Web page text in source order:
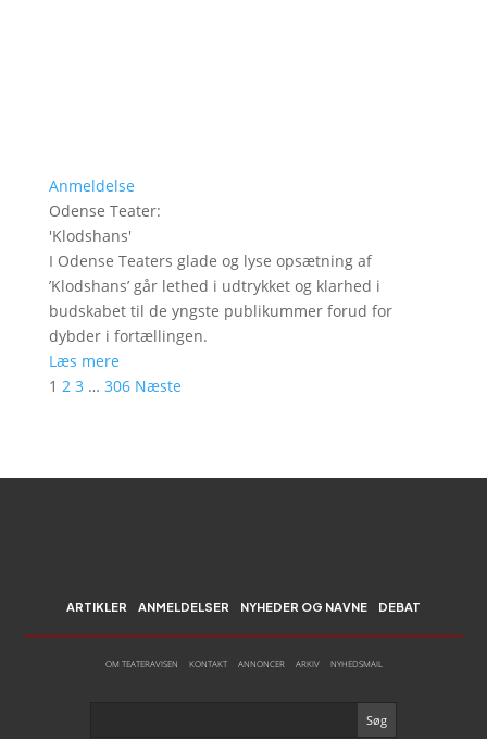
Anmeldelse
Odense Teater:
'Klodshans'
I Odense Teaters glade og lyse opsætning af
’Klodshans’ går lethed i udtrykket og klarhed i
budskabet til de yngste publikummer forud for
dybder i fortællingen.
Læs mere
1 2 3 … 306 Næste
ARTIKLER ANMELDELSER NYHEDER OG NAVNE DEBAT
OM TEATERAVISEN KONTAKT ANNONCER ARKIV NYHEDSMAIL